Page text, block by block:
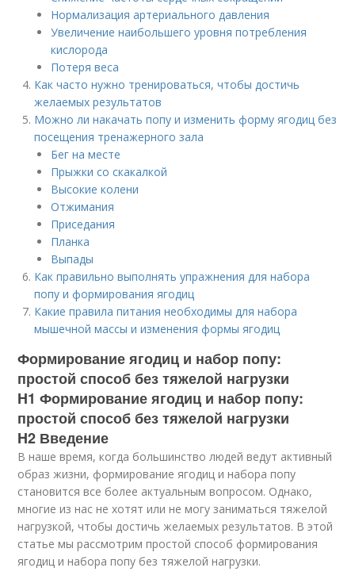
Нормализация артериального давления
Увеличение наибольшего уровня потребления
кислорода
Потеря веса
Как часто нужно тренироваться, чтобы достичь
желаемых результатов
Можно ли накачать попу и изменить форму ягодиц без
посещения тренажерного зала
Бег на месте
Прыжки со скакалкой
Высокие колени
Отжимания
Приседания
Планка
Выпады
Как правильно выполнять упражнения для набора
попу и формирования ягодиц
Какие правила питания необходимы для набора
мышечной массы и изменения формы ягодиц
Формирование ягодиц и набор попу:
простой способ без тяжелой нагрузки
H1 Формирование ягодиц и набор попу:
простой способ без тяжелой нагрузки
H2 Введение
В наше время, когда большинство людей ведут активный
образ жизни, формирование ягодиц и набора попу
становится все более актуальным вопросом. Однако,
многие из нас не хотят или не могу заниматься тяжелой
нагрузкой, чтобы достичь желаемых результатов. В этой
статье мы рассмотрим простой способ формирования
ягодиц и набора попу без тяжелой нагрузки.